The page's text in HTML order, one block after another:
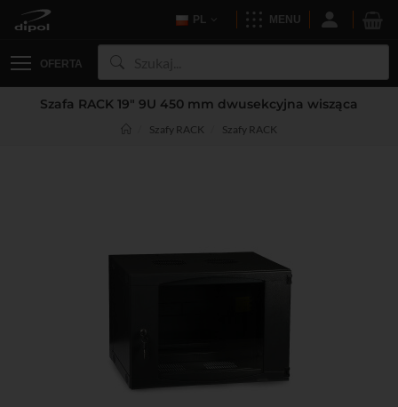
PL MENU
OFERTA
Szafa RACK 19" 9U 450 mm dwusekcyjna wisząca
Szafy RACK Szafy RACK